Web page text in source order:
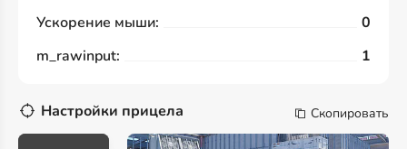
Ускорение мыши:
0
m_rawinput:
1
Настройки прицела Скопировать